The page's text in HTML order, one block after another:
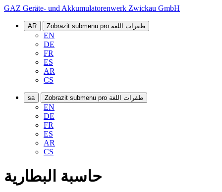
GAZ Geräte- und Akkumulatorenwerk Zwickau GmbH
AR Zobrazit submenu pro طفرات اللغة
EN
DE
FR
ES
AR
CS
sa Zobrazit submenu pro طفرات اللغة
EN
DE
FR
ES
AR
CS
حاسبة البطارية